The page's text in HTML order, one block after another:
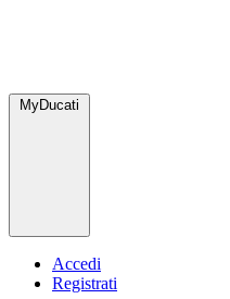
MyDucati
Accedi
Registrati